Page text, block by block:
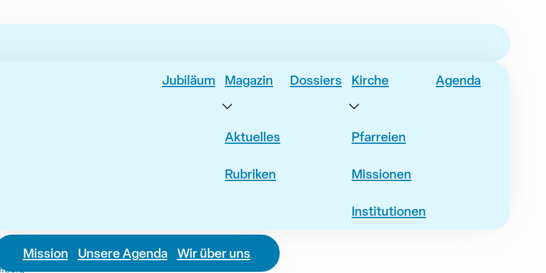
Jubiläum Magazin
Aktuelles
Rubriken
Dossiers Kirche
Pfarreien
Missionen
Institutionen
Agenda
Mission Unsere Agenda Wir über uns